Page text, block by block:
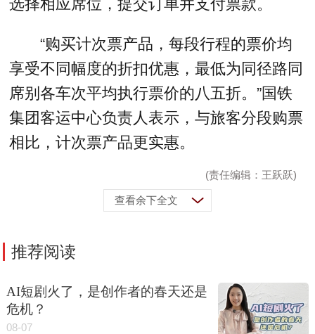
选择相应席位，提交订单并支付票款。
“购买计次票产品，每段行程的票价均
享受不同幅度的折扣优惠，最低为同径路同
席别各车次平均执行票价的八五折。”国铁
集团客运中心负责人表示，与旅客分段购票
相比，计次票产品更实惠。
(责任编辑：王跃跃)
查看余下全文
推荐阅读
AI短剧火了，是创作者的春天还是
危机？
08-07